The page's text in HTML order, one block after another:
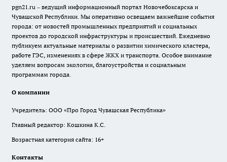
pgn21.ru – ведущий информационный портал Новочебоксарска и
Чувашской Республики. Мы оперативно освещаем важнейшие события
города: от новостей промышленных предприятий и социальных
проектов до городской инфраструктуры и происшествий. Ежедневно
публикуем актуальные материалы о развитии химического кластера,
работе ГЭС, изменениях в сфере ЖКХ и транспорта. Особое внимание
уделяем вопросам экологии, благоустройства и социальным
программам города.
О компании
Учредитель: ООО «Про Город Чувашская Республика»
Главный редактор: Кошкина К.С.
Возрастная категория сайта: 16+
Контакты